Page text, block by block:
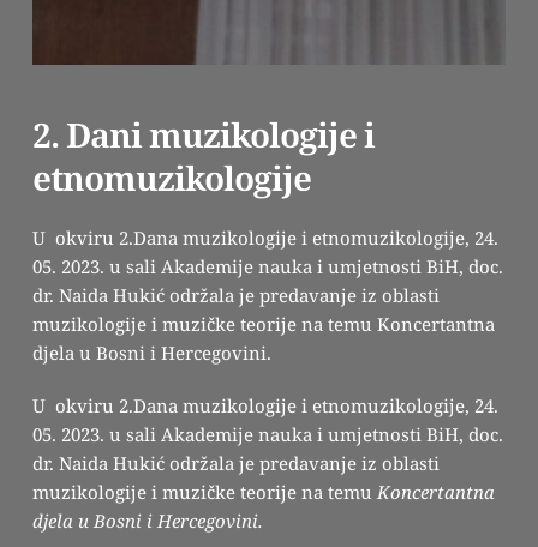
2. Dani muzikologije i
etnomuzikologije
U okviru 2.Dana muzikologije i etnomuzikologije, 24.
05. 2023. u sali Akademije nauka i umjetnosti BiH, doc.
dr. Naida Hukić održala je predavanje iz oblasti
muzikologije i muzičke teorije na temu Koncertantna
djela u Bosni i Hercegovini.
U okviru 2.Dana muzikologije i etnomuzikologije, 24.
05. 2023. u sali Akademije nauka i umjetnosti BiH, doc.
dr. Naida Hukić održala je predavanje iz oblasti
muzikologije i muzičke teorije na temu Koncertantna
djela u Bosni i Hercegovini.